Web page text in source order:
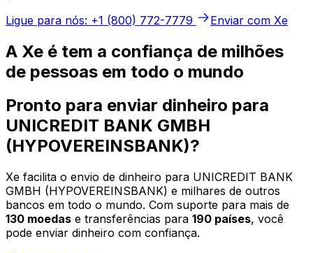
Ligue para nós: +1 (800) 772-7779
Enviar com Xe
A Xe é tem a confiança de milhões
de pessoas em todo o mundo
Pronto para enviar dinheiro para
UNICREDIT BANK GMBH
(HYPOVEREINSBANK)?
Xe facilita o envio de dinheiro para UNICREDIT BANK
GMBH (HYPOVEREINSBANK) e milhares de outros
bancos em todo o mundo. Com suporte para mais de
130 moedas e transferências para 190 países, você
pode enviar dinheiro com confiança.